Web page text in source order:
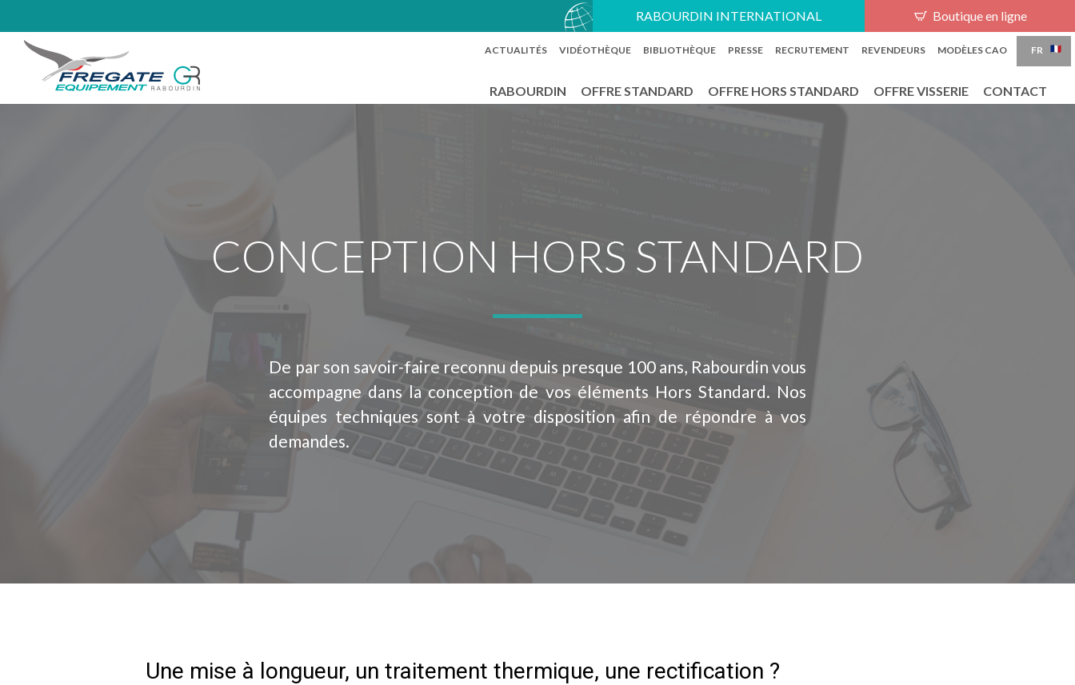
Boutique en ligne
RABOURDIN INTERNATIONAL
ACTUALITÉS VIDÉOTHÈQUE BIBLIOTHÈQUE PRESSE RECRUTEMENT REVENDEURS MODÈLES CAO FR
RABOURDIN OFFRE STANDARD OFFRE HORS STANDARD OFFRE VISSERIE CONTACT
CONCEPTION HORS STANDARD
De par son savoir-faire reconnu depuis presque 100 ans, Rabourdin vous
accompagne dans la conception de vos éléments Hors Standard. Nos
équipes techniques sont à votre disposition afin de répondre à vos
demandes.
Une mise à longueur, un traitement thermique, une rectification ?